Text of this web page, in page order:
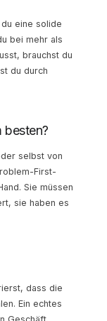
eine solide
bei mehr als
brauchst du
du durch
besten?
selbst von
First-
Sie müssen
sie haben es
dass die
Ein echtes